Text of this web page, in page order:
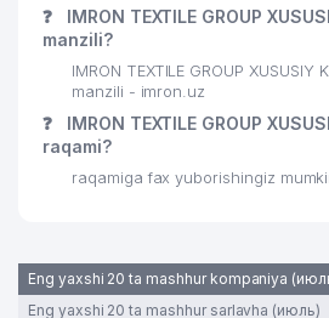
❓
IMRON TEXTILE GROUP
manzili?
IMRON TEXTILE GROUP XUSUSIY
manzili - imron.uz
❓
IMRON TEXTILE GROUP
raqami?
raqamiga fax yuborishingiz
Eng yaxshi 20 ta mashhur kompaniya
Eng yaxshi 20 ta mashhur sarlavha (июль)